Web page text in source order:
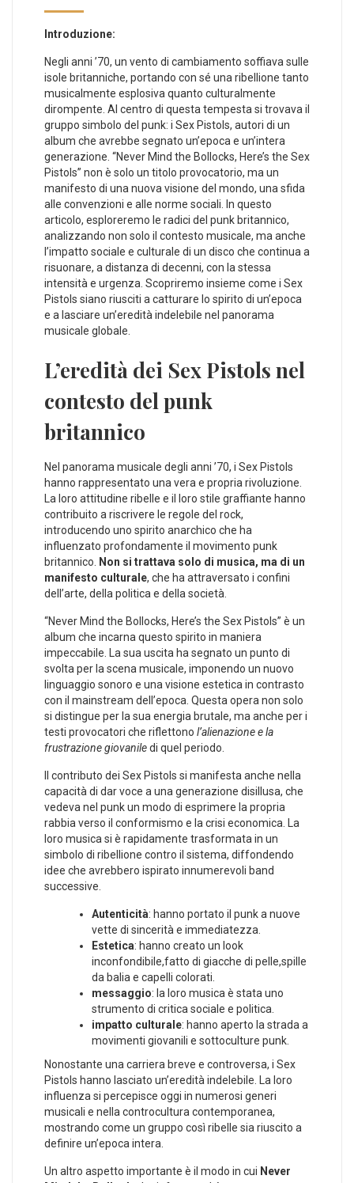
Introduzione:
Negli​ anni ’70, un vento di cambiamento soffiava ‍sulle
isole britanniche, portando con sé una ⁢ribellione tanto
musicalmente esplosiva quanto culturalmente
dirompente. Al centro di questa tempesta si trovava il
gruppo simbolo del punk:‍ i Sex⁢ Pistols, autori di un
album che ⁣avrebbe segnato un’epoca e un’intera
generazione. “Never Mind the Bollocks, Here’s⁢ the‍ Sex
Pistols” non è solo un titolo ⁣provocatorio, ma un
manifesto di una nuova ⁣visione del mondo, ⁤una sfida
alle convenzioni e alle norme sociali. In ⁣questo ​
articolo, esploreremo le radici‌ del punk britannico,
analizzando non solo il contesto musicale, ma anche
⁤l’impatto‍ sociale e culturale di un disco che continua a⁢
risuonare, a distanza di⁣ decenni, con la stessa
⁢intensità ‌e urgenza. Scopriremo insieme come i Sex
Pistols​ siano riusciti a catturare lo spirito di un’epoca⁤
e ⁣a ⁢lasciare un’eredità indelebile⁤ nel panorama
musicale globale.
L’eredità dei Sex Pistols nel
contesto​ del punk‌
britannico
Nel panorama musicale degli anni ’70, i Sex Pistols⁢
hanno rappresentato una vera e ⁤propria rivoluzione.
La loro ⁣attitudine ribelle e⁢ il loro stile graffiante⁣ hanno
contribuito a riscrivere le regole del rock, ​
introducendo uno‌ spirito anarchico che ha
influenzato ​profondamente il movimento punk
britannico.
Non si trattava solo di⁤ musica, ma di un
manifesto ⁣culturale, che ha attraversato i confini
dell’arte, della politica e della società.
“Never⁢ Mind the Bollocks, Here’s‌ the Sex Pistols” è un
album che incarna questo spirito in maniera
impeccabile. La sua uscita ha ⁤segnato un punto di
svolta per ‌la scena musicale, imponendo un nuovo
linguaggio sonoro e una visione estetica in contrasto
⁤con il mainstream dell’epoca. Questa opera non solo
si distingue per la⁢ sua energia brutale, ma anche per i
testi provocatori che​ riflettono l’alienazione e la
frustrazione giovaniledi quel periodo.
Il contributo dei Sex Pistols si manifesta anche nella
capacità‌ di dar⁢ voce a una generazione⁣ disillusa, che
⁣vedeva nel punk un‌ modo di esprimere la propria
rabbia verso il​ conformismo e la crisi ⁣economica. La
loro musica si è rapidamente trasformata in un
simbolo di ribellione contro il sistema, diffondendo
idee che avrebbero​ ispirato innumerevoli band
successive.
Autenticità: hanno portato il punk ⁣a nuove
vette di ⁣sincerità e immediatezza.
Estetica:‍ hanno creato un look
inconfondibile,fatto di giacche di pelle,spille
da balia e capelli colorati.
messaggio: la loro musica ⁤è stata uno
strumento di critica​ sociale e politica.
impatto culturale: hanno aperto ⁤la ​strada a
movimenti giovanili e ​sottoculture punk.
Nonostante ​una carriera breve e controversa, i Sex
Pistols hanno lasciato un’eredità indelebile. La loro
influenza si percepisce oggi‍ in numerosi‌ generi
musicali e nella controcultura contemporanea,
mostrando come un gruppo così ​ribelle sia riuscito a
definire un’epoca​ intera.
Un altro aspetto importante è il modo in cui Never